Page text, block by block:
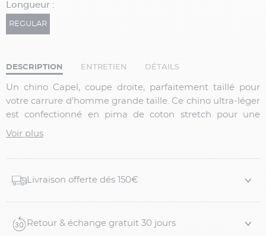
Longueur :
REGULAR
DESCRIPTION ENTRETIEN DÉTAILS
Un chino Capel, coupe droite, parfaitement taillé pour
votre carrure d'homme grande taille. Ce chino ultra-léger
est confectionné en pima de coton stretch pour une
résistance à toute épreuve. Ce pantalon est doux et
estivale.
97% coton, 3% élasthanne
Voir plus
Livraison offerte dés 150€
Retour & échange gratuit 30 jours